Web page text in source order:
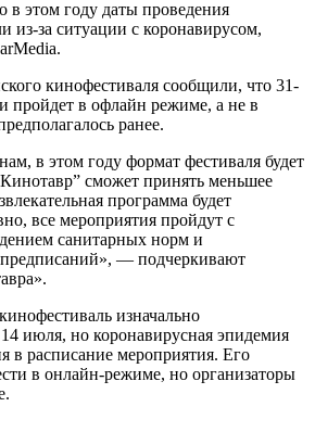
в этом году даты проведения
из-за ситуации с коронавирусом,
кинофестиваля сообщили, что 31-
пройдет в офлайн режиме, а не в
ранее.
в этом году формат фестиваля будет
сможет принять меньшее
программа будет
все мероприятия пройдут с
санитарных норм и
— подчеркивают
изначально
июля, но коронавирусная эпидемия
в расписание мероприятия. Его
в онлайн-режиме, но организаторы